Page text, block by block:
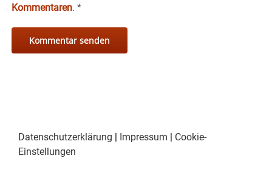
Kommentaren. *
Datenschutzerklärung Impressum
Cookie-
Einstellungen